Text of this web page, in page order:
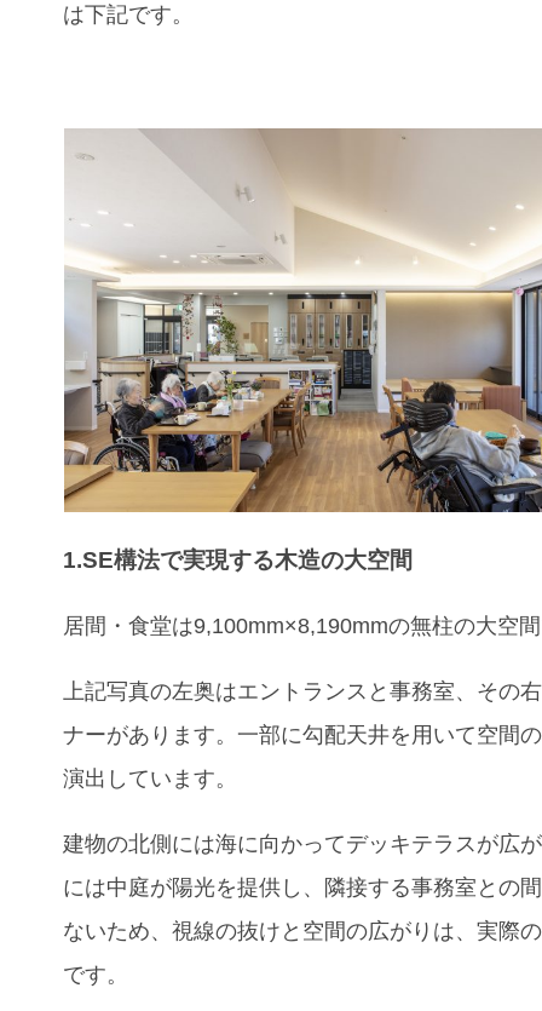
は下記です。
1.SE構法で実現する木造の大空間
居間・食堂は9,100mm×8,190mmの無柱の大空
上記写真の左奥はエントランスと事務室、その
ナーがあります。一部に勾配天井を用いて空間
演出しています。
建物の北側には海に向かってデッキテラスが広
には中庭が陽光を提供し、隣接する事務室との
ないため、視線の抜けと空間の広がりは、実際
です。